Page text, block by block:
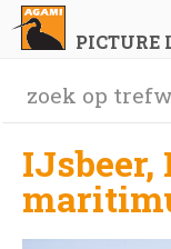
PICTURE
IJsbeer,